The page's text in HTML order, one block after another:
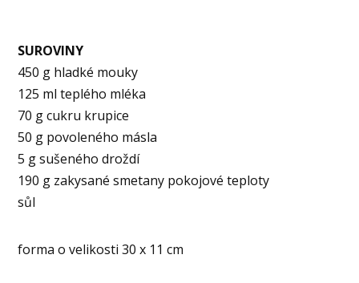
SUROVINY
450 g hladké mouky
125 ml teplého mléka
70 g cukru krupice
50 g povoleného másla
5 g sušeného droždí
190 g zakysané smetany pokojové teploty
sůl
forma o velikosti 30 x 11 cm